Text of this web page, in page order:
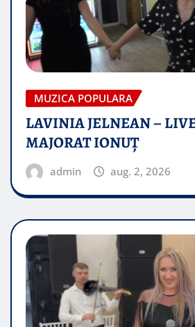
MUZICA POPULARA
LAVINIA JELNEAN –
MAJORAT IONUŢ
admin aug. 2, 2026